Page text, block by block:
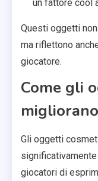
un fattore cool
Questi oggetti
ma riflettono
giocatore.
Come gli
Gli oggetti
giocatori di